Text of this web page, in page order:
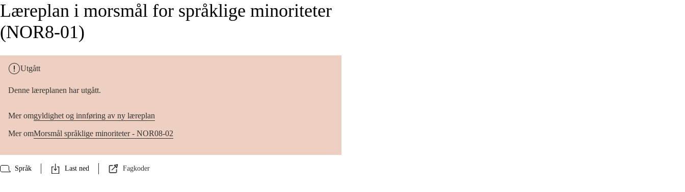
Læreplan i morsmål for språklige minoriteter
(NOR8-01)
Utgått
Denne læreplanen har utgått.
Mer omgyldighet og innføring av ny læreplan
Mer omMorsmål språklige minoriteter - NOR08-02
Språk Last ned Fagkoder